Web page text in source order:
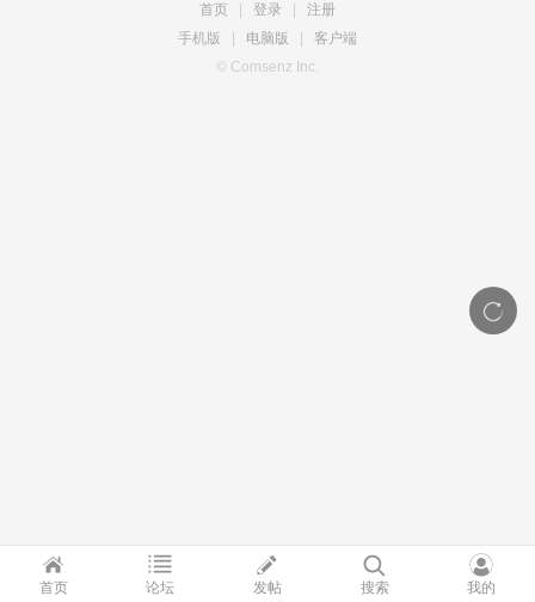
首页 登录
注册
手机版
电脑版
客户端
© Comsenz Inc.
首页 论坛 发帖 搜索 我的